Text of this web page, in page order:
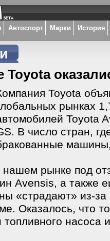
Автоспорт Марки История
Toyota
рынках
Toyota
В число стран,
нашем рынке под
Avensis, а также
«страдают» из-за
Оказалось, что
насоса